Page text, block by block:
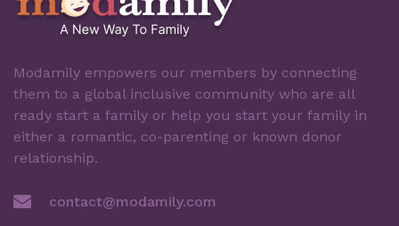
Modamily empowers our members by connecting
them to a global inclusive community who are all
ready start a family or help you start your family in
either a romantic, co-parenting or known donor
relationship.
contact@modamily.com